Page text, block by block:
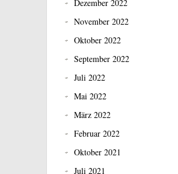
Dezember 2022
November 2022
Oktober 2022
September 2022
Juli 2022
Mai 2022
März 2022
Februar 2022
Oktober 2021
Juli 2021